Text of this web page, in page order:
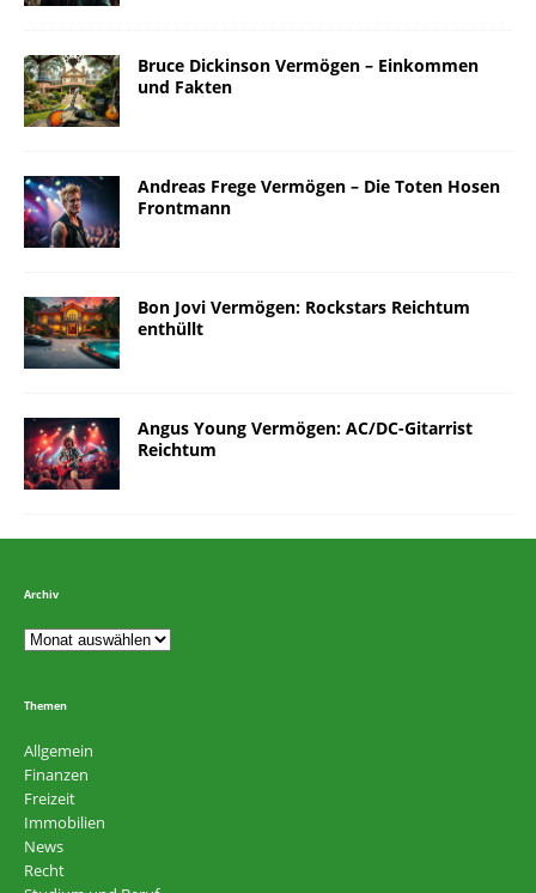
Bruce Dickinson Vermögen – Einkommen
und Fakten
Andreas Frege Vermögen – Die Toten Hosen
Frontmann
Bon Jovi Vermögen: Rockstars Reichtum
enthüllt
Angus Young Vermögen: AC/DC-Gitarrist
Reichtum
Archiv
Themen
Allgemein
Finanzen
Freizeit
Immobilien
News
Recht